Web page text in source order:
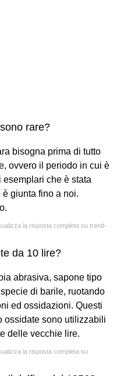
rare?
bisogna prima di tutto
ovvero il periodo in cui è
che è stata
giunta fino a noi.
la risposta completa su trend-
da 10 lire?
abrasiva, sapone tipo
di barile, ruotando
ed ossidazioni. Questi
ossidate sono utilizzabili
delle vecchie lire.
la risposta completa su